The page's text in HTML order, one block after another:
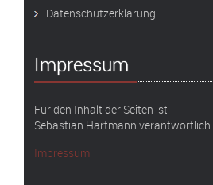
Datenschutzerklärung
Impressum
Für den Inhalt der Seiten ist
Sebastian Hartmann verantwortlich.
Impressum